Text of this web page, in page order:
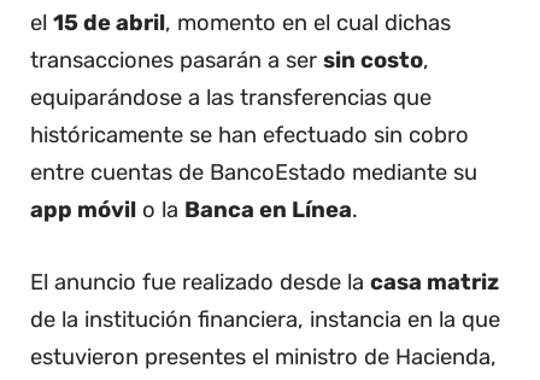
el 15 de abril, momento en el cual dichas
transacciones pasarán a ser sin costo,
equiparándose a las transferencias que
históricamente se han efectuado sin cobro
entre cuentas de BancoEstado mediante su
app móvil o la Banca en Línea.
El anuncio fue realizado desde la casa matriz
de la institución financiera, instancia en la que
estuvieron presentes el ministro de Hacienda,